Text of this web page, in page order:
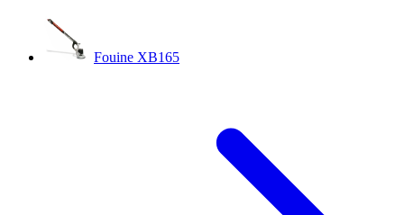
Fouine XB165